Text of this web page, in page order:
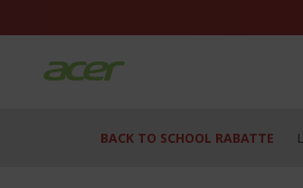
BACK TO SCHOOL RABATTE